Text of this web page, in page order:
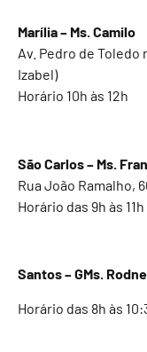
Marília – Ms. Camilo
Av. Pedro de Toledo
Izabel)
Horário 10h às 12h
São Carlos – Ms.
Rua João Ramalho,
Horário das 9h às 11h
Santos – GMs.
Horário das 8h às